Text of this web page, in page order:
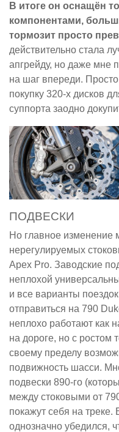
В итоге он оснащён
компонентами,
тормозит просто
действительно стала
апгрейду, но даже мне
на шаг впереди.
покупку 320-х дисков
суппорта заодно
ПОДВЕСКИ
Но главное изменение
нерегулируемых
Apex Pro. Заводские
неплохой
и все варианты
отправиться на 790
неплохо работают как
на дороге, но с ростом
своему пределу
подвижность шасси.
подвески 890-го
между стоковыми от
покажут себя на
однозначно убедился,